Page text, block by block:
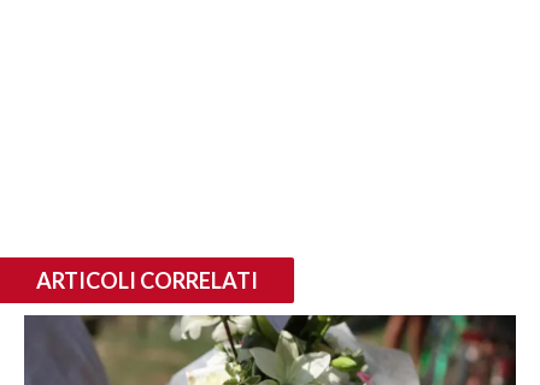
ARTICOLI CORRELATI